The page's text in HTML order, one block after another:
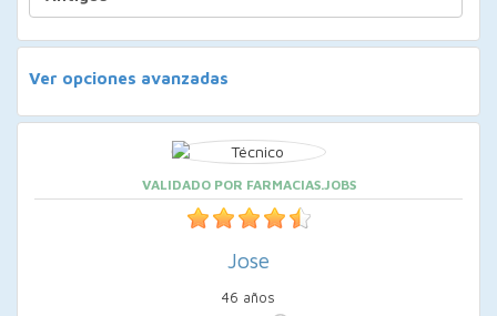
Ver opciones avanzadas
VALIDADO POR FARMACIAS.JOBS
Jose
46 años